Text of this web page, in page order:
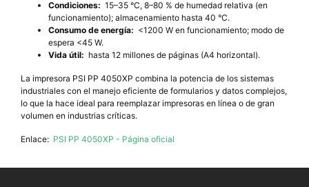
Condiciones: 15–35 °C, 8–80 % de humedad relativa (en
funcionamiento); almacenamiento hasta 40 °C.
Consumo de energía: <1200 W en funcionamiento; modo de
espera <45 W.
Vida útil: hasta 12 millones de páginas (A4 horizontal).
La impresora PSI PP 4050XP combina la potencia de los sistemas
industriales con el manejo eficiente de formularios y datos complejos,
lo que la hace ideal para reemplazar impresoras en línea o de gran
volumen en industrias críticas.
Enlace: PSI PP 4050XP - Página oficial